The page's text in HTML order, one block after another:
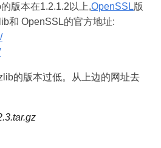
版本在1.2.1.2以上,OpenSSL版
和 OpenSSL的官方地址:
的版本过低。从上边的网址去